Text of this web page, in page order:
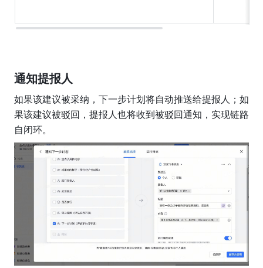
通知提报人
如果该建议被采纳，下一步计划将自动推送给提报人；如
果该建议被驳回，提报人也将收到被驳回通知，实现链路
自闭环。